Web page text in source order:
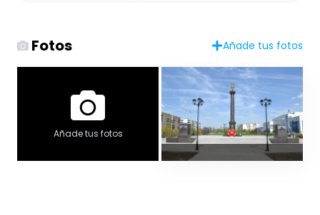
Fotos Añade tus fotos
Añade tus fotos